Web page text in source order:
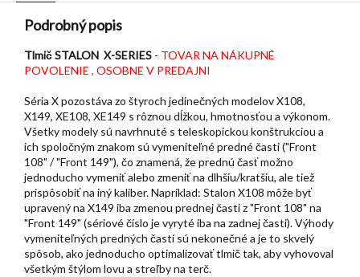
Podrobný popis
Tlmič STALON X-SERIES - TOVAR NA NÁKUPNÉ
POVOLENIE , OSOBNE V PREDAJNI
Séria X pozostáva zo štyroch jedinečných modelov X108,
X149, XE108, XE149 s rôznou dĺžkou, hmotnosťou a výkonom.
Všetky modely sú navrhnuté s teleskopickou konštrukciou a
ich spoločným znakom sú vymeniteľné predné časti ("Front
108" / "Front 149"), čo znamená, že prednú časť možno
jednoducho vymeniť alebo zmeniť na dlhšiu/kratšiu, ale tiež
prispôsobiť na iný kaliber. Napríklad: Stalon X108 môže byť
upravený na X149 iba zmenou prednej časti z "Front 108" na
"Front 149" (sériové číslo je vyryté iba na zadnej časti). Výhody
vymeniteľných predných častí sú nekonečné a je to skvelý
spôsob, ako jednoducho optimalizovať tlmič tak, aby vyhovoval
všetkým štýlom lovu a streľby na terč.